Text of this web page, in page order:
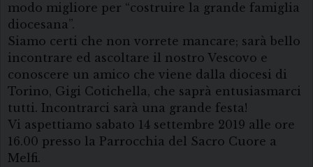
modo migliore per “costruire la grande famiglia
diocesana”.
Siamo certi che non vorrete mancare; sarà bello
incontrare ed ascoltare il nostro Vescovo e
conoscere un amico che viene dalla diocesi di
Torino, Gigi Cotichella, che saprà entusiasmarci
tutti. Incontrarci sarà una grande festa!
Vi aspettiamo sabato 14 settembre 2019 alle ore
16.00 presso la Parrocchia del Sacro Cuore a
Melfi.